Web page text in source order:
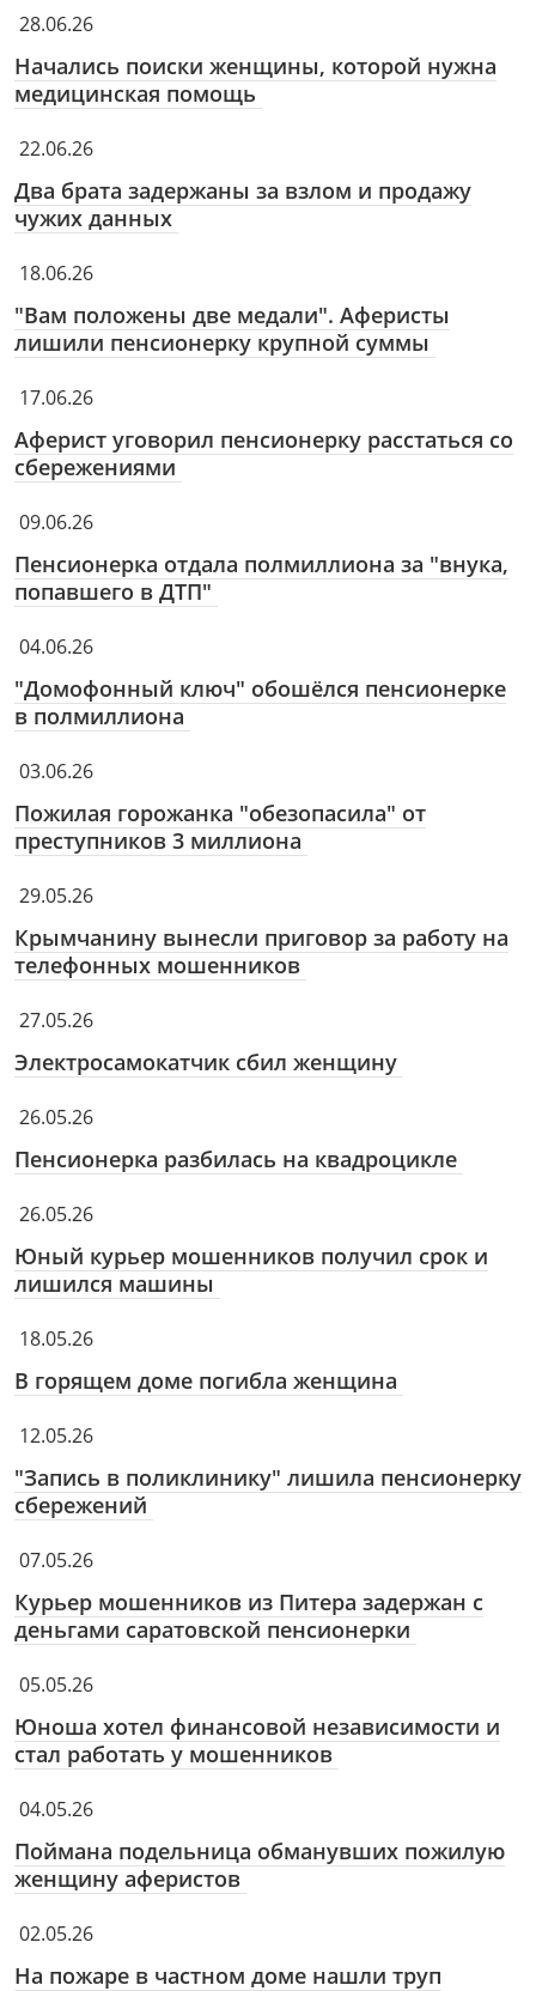
28.06.26
Начались поиски женщины, которой нужна
медицинская помощь
22.06.26
Два брата задержаны за взлом и продажу
чужих данных
18.06.26
"Вам положены две медали". Аферисты
лишили пенсионерку крупной суммы
17.06.26
Аферист уговорил пенсионерку расстаться со
сбережениями
09.06.26
Пенсионерка отдала полмиллиона за "внука,
попавшего в ДТП"
04.06.26
"Домофонный ключ" обошёлся пенсионерке
в полмиллиона
03.06.26
Пожилая горожанка "обезопасила" от
преступников 3 миллиона
29.05.26
Крымчанину вынесли приговор за работу на
телефонных мошенников
27.05.26
Электросамокатчик сбил женщину
26.05.26
Пенсионерка разбилась на квадроцикле
26.05.26
Юный курьер мошенников получил срок и
лишился машины
18.05.26
В горящем доме погибла женщина
12.05.26
"Запись в поликлинику" лишила пенсионерку
сбережений
07.05.26
Курьер мошенников из Питера задержан с
деньгами саратовской пенсионерки
05.05.26
Юноша хотел финансовой независимости и
стал работать у мошенников
04.05.26
Поймана подельница обманувших пожилую
женщину аферистов
02.05.26
На пожаре в частном доме нашли труп